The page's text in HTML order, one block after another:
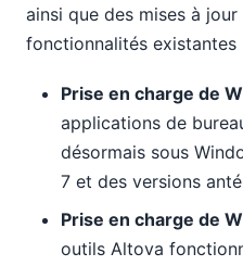
ainsi que des mises à
fonctionnalités existantes
Prise en charge de
applications de
désormais sous
7 et des versions
Prise en charge de
outils Altova